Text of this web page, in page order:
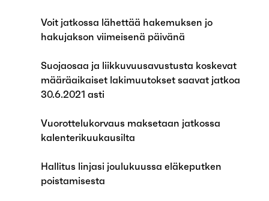
Voit jatkossa lähettää hakemuksen jo
hakujakson viimeisenä päivänä
Suojaosaa ja liikkuvuusavustusta koskevat
määräaikaiset lakimuutokset saavat jatkoa
30.6.2021 asti
Vuorottelukorvaus maksetaan jatkossa
kalenterikuukausilta
Hallitus linjasi joulukuussa eläkeputken
poistamisesta